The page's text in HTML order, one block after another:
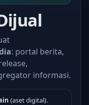
: portal berita,
informasi.
(aset digital).